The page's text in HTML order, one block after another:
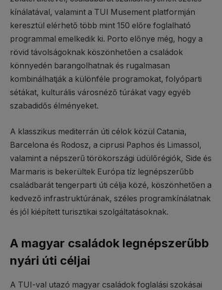
kínálatával, valamint a TUI Musement platformján
keresztül elérhető több mint 150 előre foglalható
programmal emelkedik ki. Porto előnye még, hogy a
rövid távolságoknak köszönhetően a családok
könnyedén barangolhatnak és rugalmasan
kombinálhatják a különféle programokat, folyóparti
sétákat, kulturális városnéző túrákat vagy egyéb
szabadidős élményeket.
A klasszikus mediterrán úti célok közül Catania,
Barcelona és Rodosz, a ciprusi Paphos és Limassol,
valamint a népszerű törökországi üdülőrégiók, Side és
Marmaris is bekerültek Európa tíz legnépszerűbb
családbarát tengerparti úti célja közé, köszönhetően a
kedvező infrastruktúrának, széles programkínálatnak
és jól kiépített turisztikai szolgáltatásoknak.
A magyar családok legnépszerűbb
nyári úti céljai
A TUI-val utazó magyar családok foglalási szokásai